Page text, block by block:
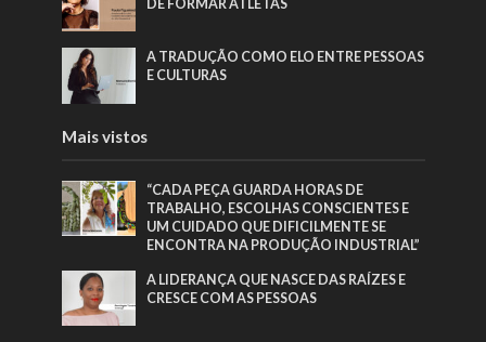
DE FORMAR ATLETAS
A TRADUÇÃO COMO ELO ENTRE PESSOAS
E CULTURAS
Mais vistos
“CADA PEÇA GUARDA HORAS DE
TRABALHO, ESCOLHAS CONSCIENTES E
UM CUIDADO QUE DIFICILMENTE SE
ENCONTRA NA PRODUÇÃO INDUSTRIAL”
A LIDERANÇA QUE NASCE DAS RAÍZES E
CRESCE COM AS PESSOAS